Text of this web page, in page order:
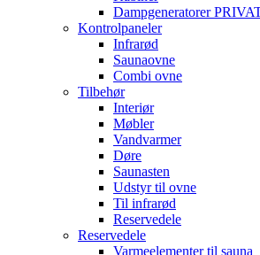
Dampgeneratorer
Kontrolpaneler
Infrarød
Saunaovne
Combi ovne
Tilbehør
Interiør
Møbler
Vandvarmer
Døre
Saunasten
Udstyr til ovne
Til infrarød
Reservedele
Reservedele
Varmeelementer til sauna